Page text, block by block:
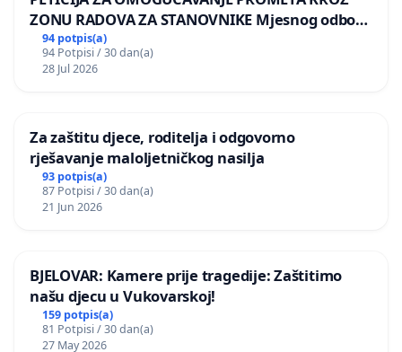
ZONU RADOVA ZA STANOVNIKE Mjesnog odbora
Kamensko i Lemić Brdo
94 potpis(a)
94 Potpisi / 30 dan(a)
28 Jul 2026
Za zaštitu djece, roditelja i odgovorno
rješavanje maloljetničkog nasilja
93 potpis(a)
87 Potpisi / 30 dan(a)
21 Jun 2026
BJELOVAR: Kamere prije tragedije: Zaštitimo
našu djecu u Vukovarskoj!
159 potpis(a)
81 Potpisi / 30 dan(a)
27 May 2026